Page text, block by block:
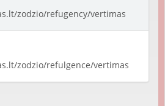
zodzio/refugency/vertimas
zodzio/refulgence/vertimas